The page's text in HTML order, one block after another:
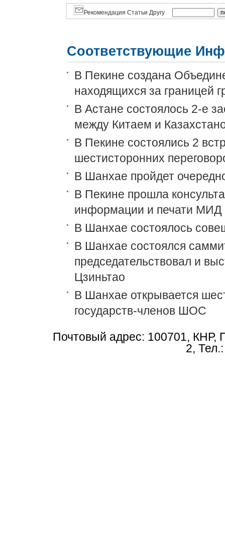
Рекомендация Статьи Другу
Соответствующие
В Пекине создана
находящихся за границей
В Астане состоялось 2-е
между Китаем и
В Пекине состоялись 2
шестисторонних
В Шанхае пройдет
В Пекине прошла
информации и печати МИД
В Шанхае состоялось
В Шанхае состоялся
председательствовал и
Цзиньтао
В Шанхае открывается
государств-членов ШОС
Почтовый адрес: 100701, КНР,
2,